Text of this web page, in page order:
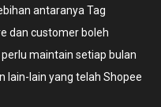
antaranya Tag
dan customer boleh
maintain setiap bulan
lain-lain yang telah Shopee